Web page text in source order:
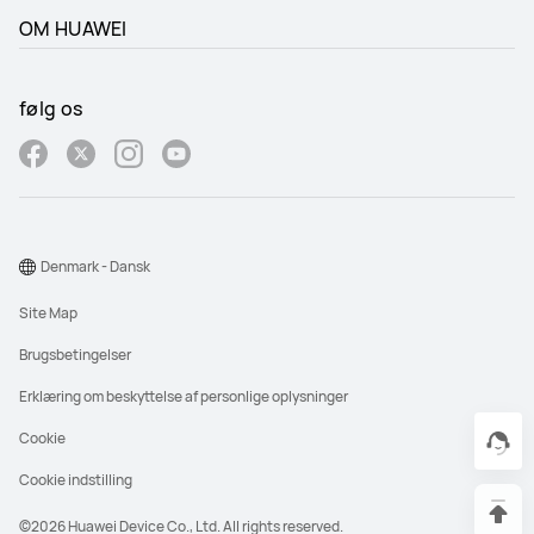
OM HUAWEI
følg os
©2026 Huawei Device Co., Ltd. All rights reserved.
Site Map
Brugsbetingelser
Erklæring om beskyttelse af personlige oplysninger
Cookie
Cookie indstilling
Denmark - Dansk